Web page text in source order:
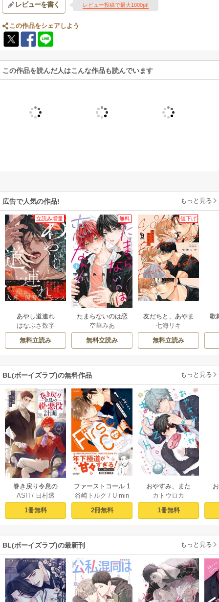
レビューを書く レビュー投稿で最大1000pt!
この作品をシェアしよう
この作品を読んだ人はこんな作品も読んでいます
広告で人気の作品! もっと見る
立読み増量
あやし道連れ
はなぶさ数字
無料立読み
無料
たまらないのは恋
なのか
空華みあ
無料立読み
値下げ
友だちと、あやま
ち。
七海リキ
無料立読み
歌
BL(ボーイズラブ)の無料作品 もっと見る
巻き戻り令息の
脱・悪役計画１
ASH / 日村透
1冊無料
ファーストコール 1
～童貞外科医、年
下ヤクザの嫁にさ
れそうです！～
ア限定描き下ろし
谷崎トルク / U-min
2冊無料
おやすみ、また
ね。ましろくん。
【電子限定漫画付
き】
カトウロカ
1冊無料
BL(ボーイズラブ)の最新刊 もっと見る